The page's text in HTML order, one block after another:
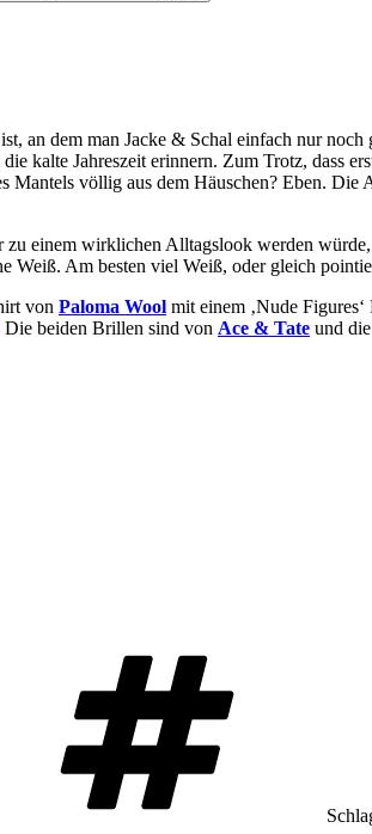
an dem man Jacke & Schal einfach nur
kalte Jahreszeit erinnern. Zum Trotz, dass
Mantels völlig aus dem Häuschen? Eben.
einem wirklichen Alltagslook werden
Weiß. Am besten viel Weiß, oder gleich
von Paloma Wool mit einem ‚Nude
Die beiden Brillen sind von Ace & Tate und